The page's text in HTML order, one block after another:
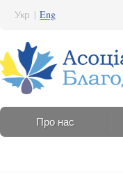
Укр | Eng
Про нас